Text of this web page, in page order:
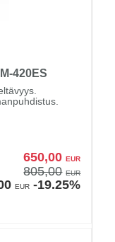
420ES
650,00 EUR
805,00 EUR
EUR -19.25%